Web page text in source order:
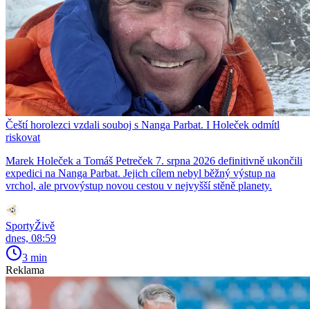
Čeští horolezci vzdali souboj s Nanga Parbat. I Holeček odmítl
riskovat
Marek Holeček a Tomáš Petreček 7. srpna 2026 definitivně ukončili
expedici na Nanga Parbat. Jejich cílem nebyl běžný výstup na
vrchol, ale prvovýstup novou cestou v nejvyšší stěně planety.
SportyŽivě
dnes, 08:59
3 min
Reklama